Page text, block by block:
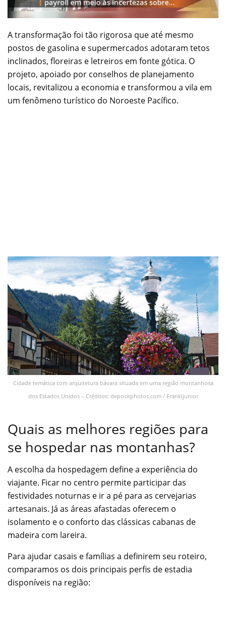
A transformação foi tão rigorosa que até mesmo
postos de gasolina e supermercados adotaram tetos
inclinados, floreiras e letreiros em fonte gótica. O
projeto, apoiado por conselhos de planejamento
locais, revitalizou a economia e transformou a vila em
um fenômeno turístico do Noroeste Pacífico.
Cidade temática com arquitetura bávara situada em uma região montanhosa
dos Estados Unidos – Créditos: depositphotos.com / Frankljunior
Quais as melhores regiões para
se hospedar nas montanhas?
A escolha da hospedagem define a experiência do
viajante. Ficar no centro permite participar das
festividades noturnas e ir a pé para as cervejarias
artesanais. Já as áreas afastadas oferecem o
isolamento e o conforto das clássicas cabanas de
madeira com lareira.
Para ajudar casais e famílias a definirem seu roteiro,
comparamos os dois principais perfis de estadia
disponíveis na região: